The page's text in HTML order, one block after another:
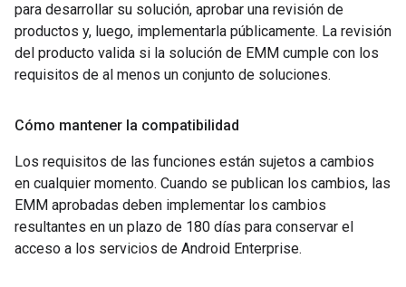
para desarrollar su solución, aprobar una revisión de
productos y, luego, implementarla públicamente. La revisión
del producto valida si la solución de EMM cumple con los
requisitos de al menos un conjunto de soluciones.
Cómo mantener la compatibilidad
Los requisitos de las funciones están sujetos a cambios
en cualquier momento. Cuando se publican los cambios, las
EMM aprobadas deben implementar los cambios
resultantes en un plazo de 180 días para conservar el
acceso a los servicios de Android Enterprise.